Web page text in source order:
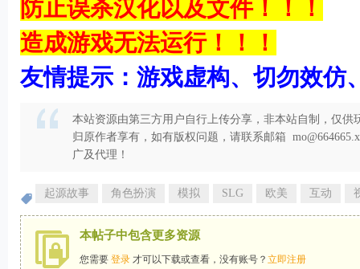
防止误杀汉化以及文件！！！
造成游戏无法运行！！！
友情提示：游戏虚构、切勿效仿
本站资源由第三方用户自行上传分享，非本站自制，仅
归原作者享有，如有版权问题，请联系邮箱
广及代理！
起源故事 角色扮演 模拟 SLG 欧美 互动
本帖子中包含更多资源
您需要 登录 才可以下载或查看，没有账号？ 立即注册